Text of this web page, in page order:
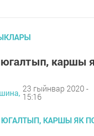
каршы
23 гыйнвар 2020 -
15:16